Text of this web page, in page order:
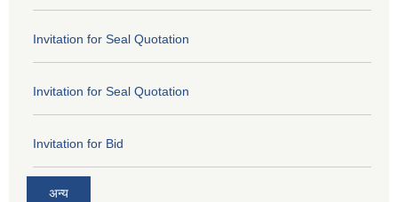
Invitation for Seal Quotation
Invitation for Seal Quotation
Invitation for Bid
अन्य